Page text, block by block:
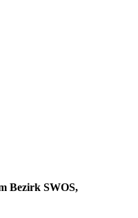
Bezirk SWOS,